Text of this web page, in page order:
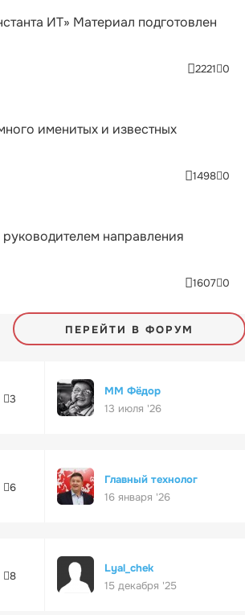
ИТ» Материал подготовлен
2221 0
именитых и известных
1498 0
направления
1607 0
ПЕРЕЙТИ В ФОРУМ
3
ММ Фёдор
13 июля '26
6
Главный технолог
16 января '26
8
Lyal_chek
15 декабря '25